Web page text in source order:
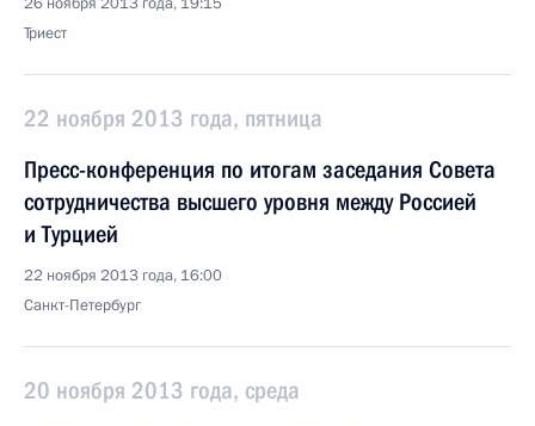
Триест
22 ноября 2013 года, пятница
Пресс-конференция по итогам заседания Совета
сотрудничества высшего уровня между Россией
и Турцией
22 ноября 2013 года, 16:00
Санкт-Петербург
20 ноября 2013 года, среда